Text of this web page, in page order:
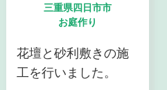
三重県四日市市
お庭作り
花壇と砂利敷きの施
工を行いました。